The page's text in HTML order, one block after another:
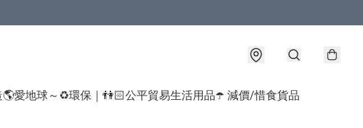
🌎愛地球～♻️環保｜👫🏻公平貿易生活用品☂️ 減價/惜食貨品